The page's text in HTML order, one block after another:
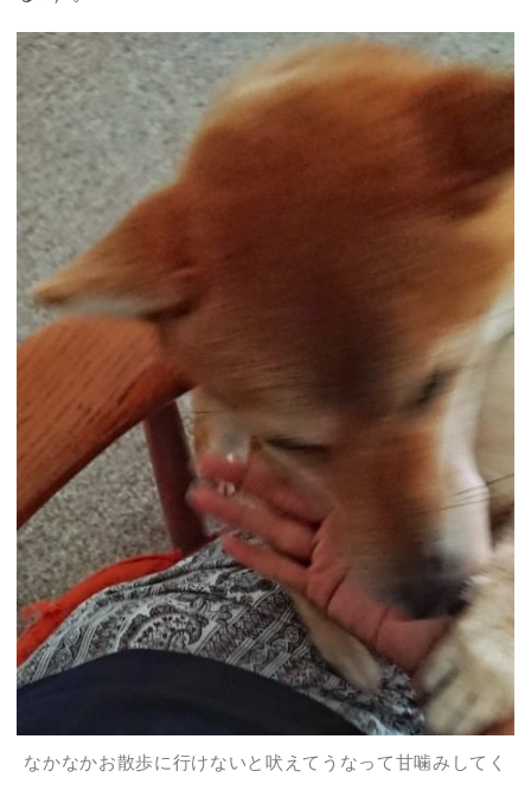
なかなかお散歩に行けないと吠えてうなって甘噛みしてく